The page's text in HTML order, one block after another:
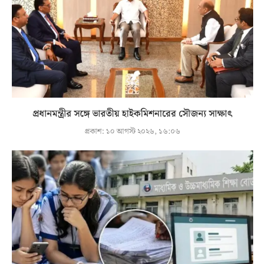
প্রধানমন্ত্রীর সঙ্গে ভারতীয় হাইকমিশনারের সৌজন্য সাক্ষাৎ
প্রকাশ: ১০ আগস্ট ২০২৬, ১৬:০৬